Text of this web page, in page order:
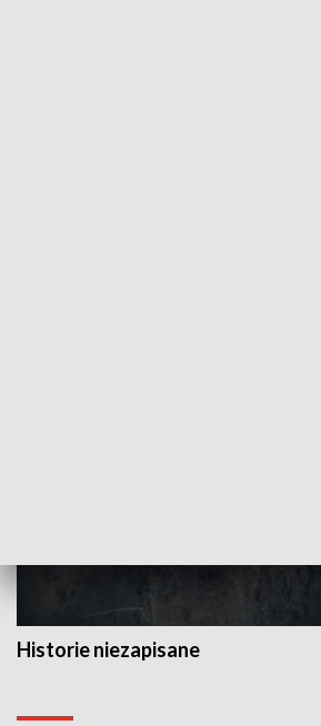
Historie niezapisane